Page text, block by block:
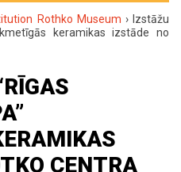
Rothko Museum › Izstāžu
keramikas izstāde no
CENTRA